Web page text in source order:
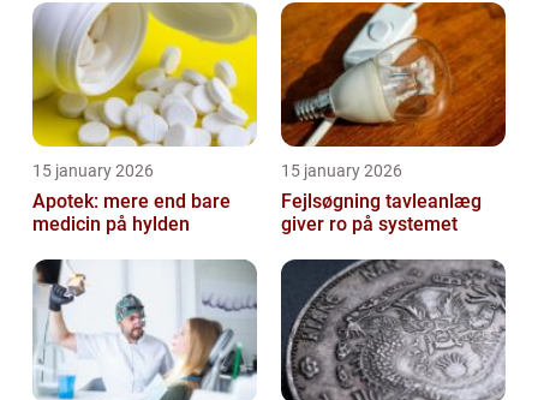
15 january 2026
Apotek: mere end bare
medicin på hylden
15 january 2026
Fejlsøgning tavleanlæg
giver ro på systemet